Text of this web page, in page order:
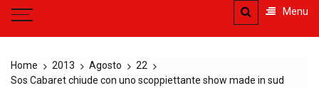
Menu
Home 2013 Agosto
22
Sos Cabaret chiude con uno scoppiettante show made in sud